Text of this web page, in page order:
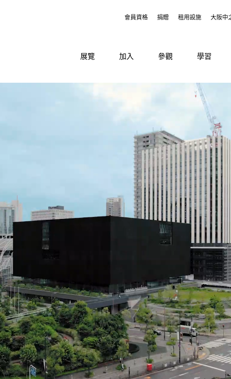
會員資格 捐贈 租用設施 大阪中
展覽 加入 參觀 學習